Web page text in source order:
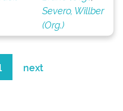
Severo, Willber
(Org.)
next